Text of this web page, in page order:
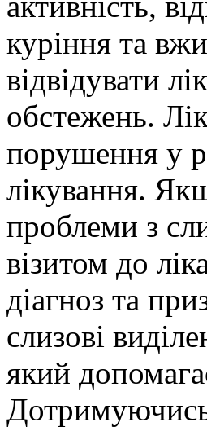
куріння та
відвідувати
обстежень.
порушення у
лікування.
проблеми з
візитом до
діагноз та
слизові
який
Дотримуючись